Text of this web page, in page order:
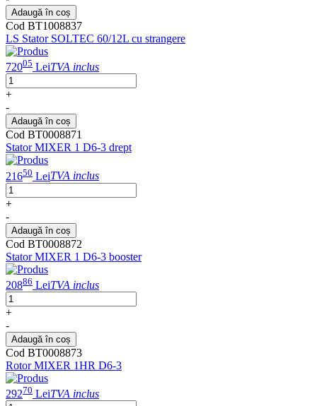
Adaugă în coș
Cod BT1008837
LS Stator SOLTEC 60/12L cu strangere
72005 LeiTVA inclus
+
-
Adaugă în coș
Cod BT0008871
Stator MIXER 1 D6-3 drept
21650 LeiTVA inclus
+
-
Adaugă în coș
Cod BT0008872
Stator MIXER 1 D6-3 booster
20886 LeiTVA inclus
+
-
Adaugă în coș
Cod BT0008873
Rotor MIXER 1HR D6-3
29270 LeiTVA inclus